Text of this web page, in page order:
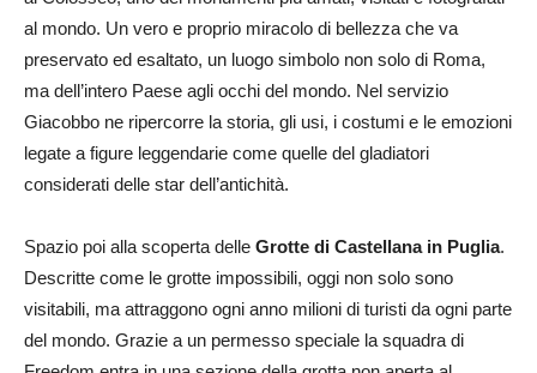
al mondo. Un vero e proprio miracolo di bellezza che va
preservato ed esaltato, un luogo simbolo non solo di Roma,
ma dell’intero Paese agli occhi del mondo. Nel servizio
Giacobbo ne ripercorre la storia, gli usi, i costumi e le emozioni
legate a figure leggendarie come quelle del gladiatori
considerati delle star dell’antichità.
Spazio poi alla scoperta delle Grotte di Castellana in Puglia.
Descritte come le grotte impossibili, oggi non solo sono
visitabili, ma attraggono ogni anno milioni di turisti da ogni parte
del mondo. Grazie a un permesso speciale la squadra di